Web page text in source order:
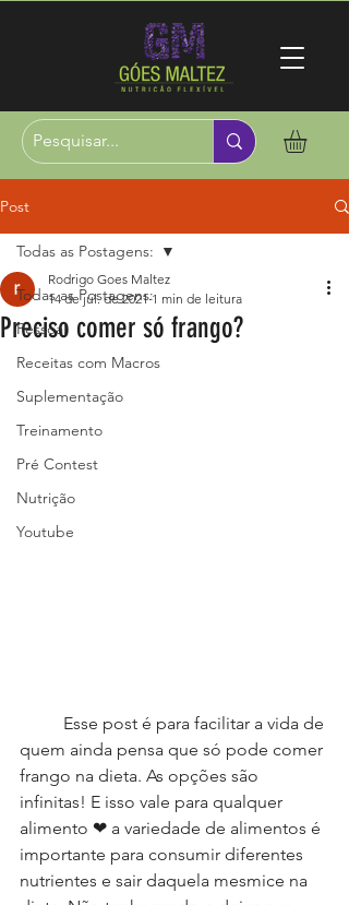
Post
Todas as Postagens:
Pessoal
Receitas com Macros
Suplementação
Treinamento
Pré Contest
Nutrição
Youtube
Todas as Postagens:
Preciso comer só frango?
Rodrigo Goes Maltez
14 de jul. de 2021 1 min de leitura
quem ainda pensa que só pode comer
frango na dieta. As opções são
infinitas! E isso vale para qualquer
alimento ❤ a variedade de alimentos é
importante para consumir diferentes
nutrientes e sair daquela mesmice na